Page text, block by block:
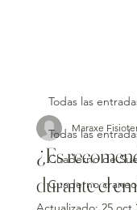
Todas las
Cuaderno de
Cuaderno
Todas las
¿Es
durante el
Maraxe